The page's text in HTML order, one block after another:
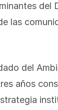
del
las
del
años